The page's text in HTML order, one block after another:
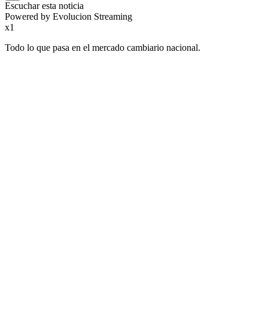
Escuchar esta noticia
Powered by Evolucion Streaming
x1
Todo lo que pasa en el mercado cambiario nacional.